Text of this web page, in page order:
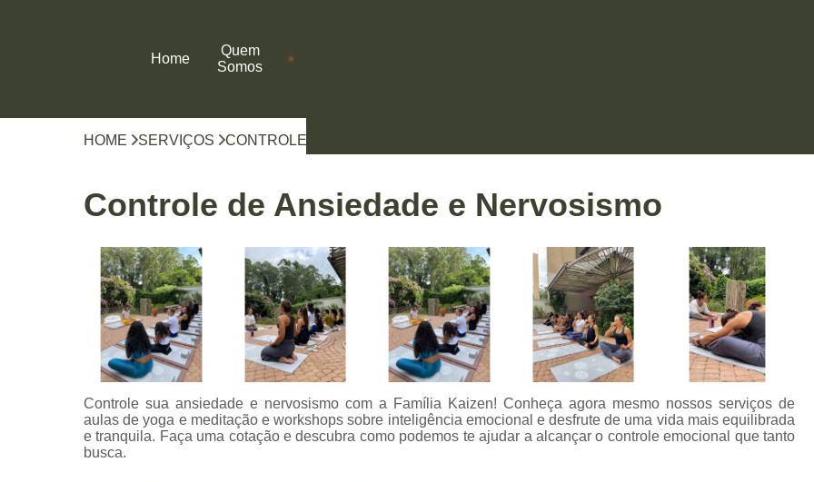
Home
Quem
Somos
HOME SERVIÇOS CONTROLE PARA ANSIEDADE
Controle de Ansiedade e Nervosismo
Controle sua ansiedade e nervosismo com a Família Kaizen! Conheça agora mesmo nossos serviços de
aulas de yoga e meditação e workshops sobre inteligência emocional e desfrute de uma vida mais equilibrada
e tranquila. Faça uma cotação e descubra como podemos te ajudar a alcançar o controle emocional que tanto
busca.